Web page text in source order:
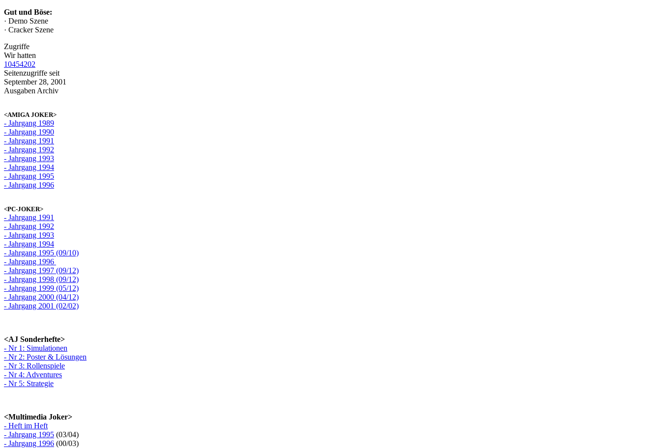
Gut und Böse:
· Demo Szene
· Cracker Szene
Zugriffe
Wir hatten
10454202
Seitenzugriffe seit
September 28, 2001
Ausgaben Archiv
<AMIGA JOKER>
- Jahrgang 1989
- Jahrgang 1990
- Jahrgang 1991
- Jahrgang 1992
- Jahrgang 1993
- Jahrgang 1994
- Jahrgang 1995
- Jahrgang 1996
<PC-JOKER>
- Jahrgang 1991
- Jahrgang 1992
- Jahrgang 1993
- Jahrgang 1994
- Jahrgang 1995 (09/10)
- Jahrgang 1996
- Jahrgang 1997 (09/12)
- Jahrgang 1998 (09/12)
- Jahrgang 1999 (05/12)
- Jahrgang 2000 (04/12)
- Jahrgang 2001 (02/02)
<AJ Sonderhefte>
- Nr 1: Simulationen
- Nr 2: Poster & Lösungen
- Nr 3: Rollenspiele
- Nr 4: Adventures
- Nr 5: Strategie
<Multimedia Joker>
- Heft im Heft
- Jahrgang 1995 (03/04)
- Jahrgang 1996 (00/03)